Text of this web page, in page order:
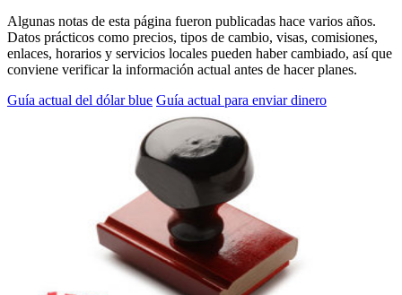
Algunas notas de esta página fueron publicadas hace varios años.
Datos prácticos como precios, tipos de cambio, visas, comisiones,
enlaces, horarios y servicios locales pueden haber cambiado, así que
conviene verificar la información actual antes de hacer planes.
Guía actual del dólar blue Guía actual para enviar dinero